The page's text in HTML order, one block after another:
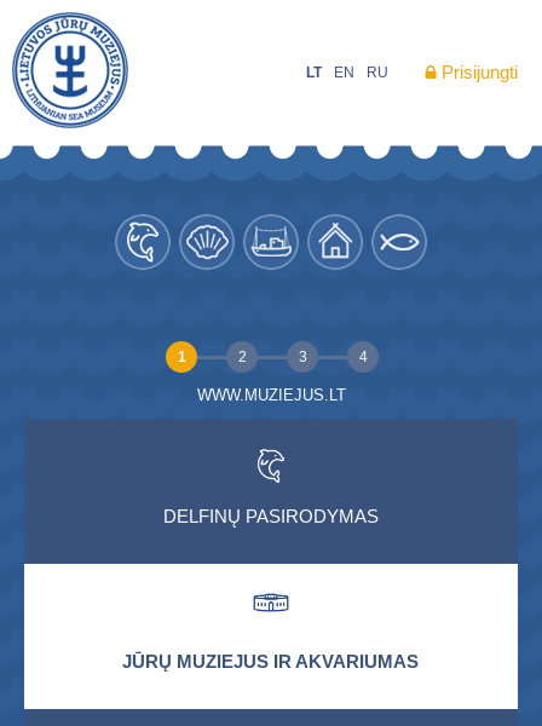
Prisijungti
RU
EN
LT
1 2 3 4
WWW.MUZIEJUS.LT
DELFINŲ PASIRODYMAS
JŪRŲ MUZIEJUS IR AKVARIUMAS